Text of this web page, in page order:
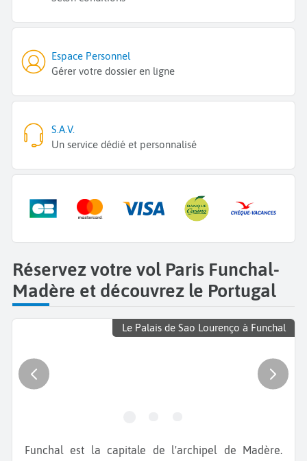
Espace Personnel
Gérer votre dossier en ligne
S.A.V.
Un service dédié et personnalisé
Réservez votre vol Paris Funchal-
Madère et découvrez le Portugal
Le Palais de Sao Lourenço à Funchal
Funchal est la capitale de l'archipel de Madère.